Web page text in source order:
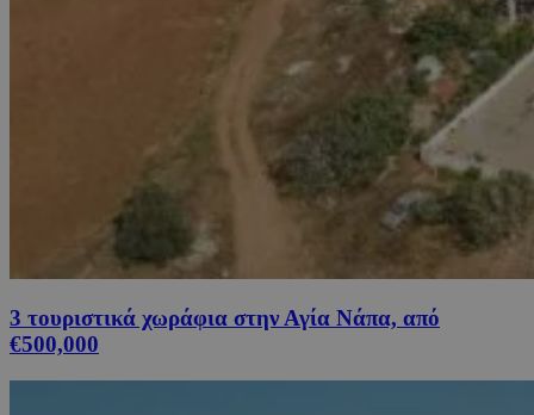
3 τουριστικά χωράφια στην Αγία Νάπα, από
€500,000